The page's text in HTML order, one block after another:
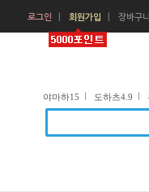
로그인 회원가입 장바구니
야마하15 ㅣ 도하츠4.9 ㅣ